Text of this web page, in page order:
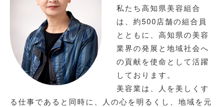
私たち高知県美容組合
は、約500店舗の組合員
とともに、高知県の美容
業界の発展と地域社会へ
の貢献を使命として活躍
しております。
美容業は、人を美しくす
る仕事であると同時に、人の心を明るくし、地域を元